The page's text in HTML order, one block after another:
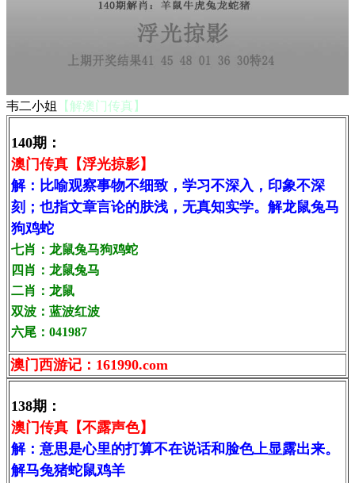
韦二小姐 【解澳门传真】
140期：
澳门传真【浮光掠影】
解：比喻观察事物不细致，学习不深入，印象不深
刻；也指文章言论的肤浅，无真知实学。解龙鼠兔马
狗鸡蛇
七肖：龙鼠兔马狗鸡蛇
四肖：龙鼠兔马
二肖：龙鼠
双波：蓝波红波
六尾：041987
澳门西游记：161990.com
138期：
澳门传真【不露声色】
解：意思是心里的打算不在说话和脸色上显露出来。
解马兔猪蛇鼠鸡羊